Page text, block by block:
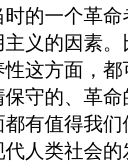
的一个革
主义的因素
这方面，
守的、革
有值得我
人类社会